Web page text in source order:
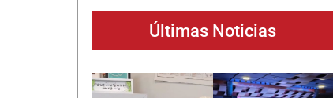
Últimas Noticias